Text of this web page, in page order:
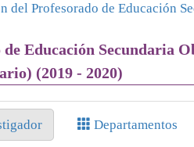
del Profesorado de Educación
Educación Secundaria
(2019 - 2020)
Departamentos